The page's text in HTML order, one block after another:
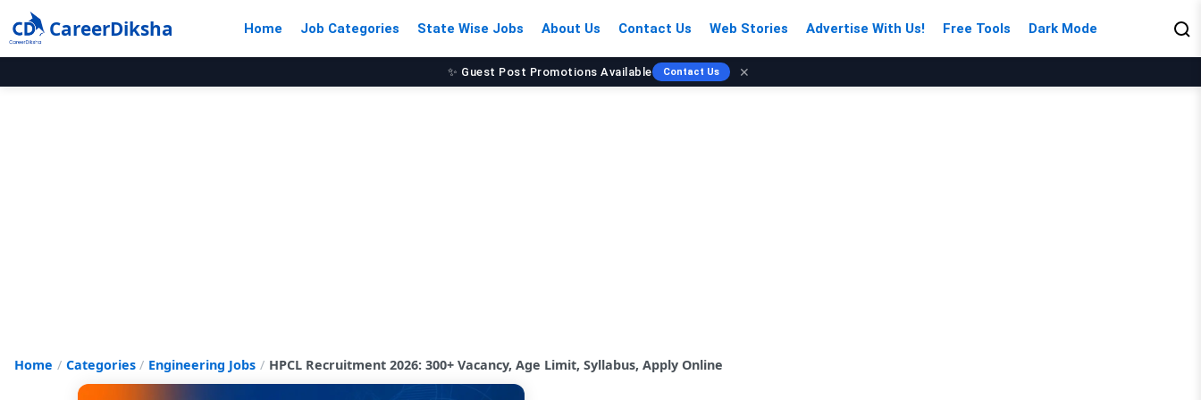
CareerDiksha Home Job Categories State Wise Jobs About Us Contact Us Web Stories Advertise With Us! Free Tools Dark Mode
✨ Guest Post Promotions Available Contact Us ✕
Home Categories Engineering Jobs HPCL Recruitment 2026: 300+ Vacancy, Age Limit, Syllabus, Apply Online